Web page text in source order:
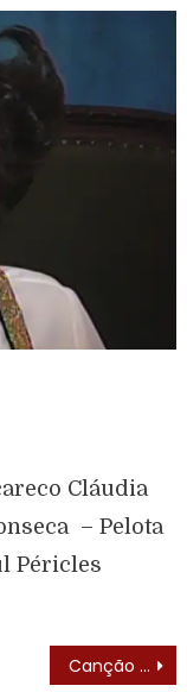
Cláudia
– Pelota
Péricles
Canção Para Todas as Crianças (1987)